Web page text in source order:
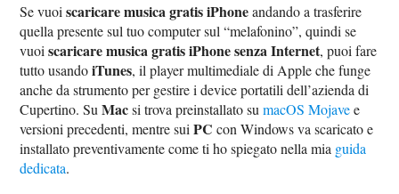
Se vuoiscaricare musica gratis iPhoneandando a trasferire
quella presente sul tuo computer sul “melafonino”, quindi se
vuoiscaricare musica gratis iPhone senza Internet, puoi fare
tutto usandoiTunes, il player multimediale di Apple che funge
anche da strumento per gestire i device portatili dell’azienda di
Cupertino. SuMacsi trova preinstallato sumacOS Mojavee
versioni precedenti, mentre suiPC con Windows va scaricato e
installato preventivamente come ti ho spiegato nella mia guida
dedicata.